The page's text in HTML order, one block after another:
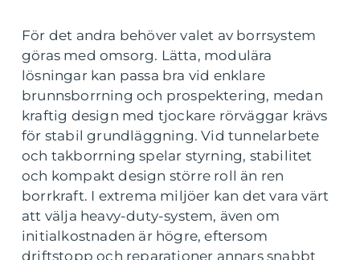
För det andra behöver valet av borrsystem
göras med omsorg. Lätta, modulära
lösningar kan passa bra vid enklare
brunnsborrning och prospektering, medan
kraftig design med tjockare rörväggar krävs
för stabil grundläggning. Vid tunnelarbete
och takborrning spelar styrning, stabilitet
och kompakt design större roll än ren
borrkraft. I extrema miljöer kan det vara värt
att välja heavy-duty-system, även om
initialkostnaden är högre, eftersom
driftstopp och reparationer annars snabbt